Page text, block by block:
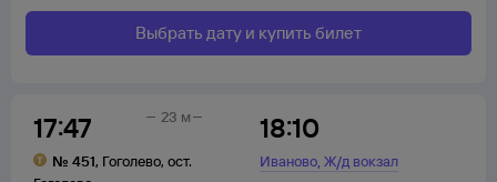
Выбрать дату и купить билет
17:47
№ 451, Гоголево, ост.
18:10
Иваново,Ж/д вокзал
23 м